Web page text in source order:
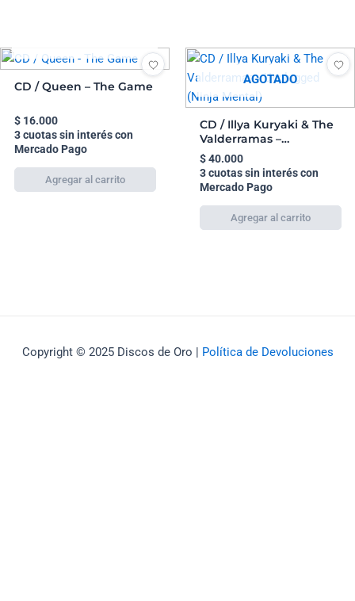
CD / Queen – The Game
$16.000
3 cuotas sin interés con
Mercado Pago
AGOTADO
CD / Illya Kuryaki & The
Valderramas –
Unplugged (Ninja
Mental)
$40.000
3 cuotas sin interés con
Mercado Pago
Copyright © 2025 Discos de Oro | Política de Devoluciones